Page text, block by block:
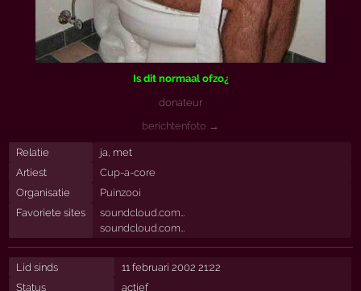
Is dit normaal ofzo¿
donateur
berichtenfoto →
Relatie
ja, met
Artiest
Cup-a-core
Organisatie
Puinzooi
Favoriete sites
soundcloud.com…
soundcloud.com…
Lid sinds
11 februari 2002 21:22
Status
actief